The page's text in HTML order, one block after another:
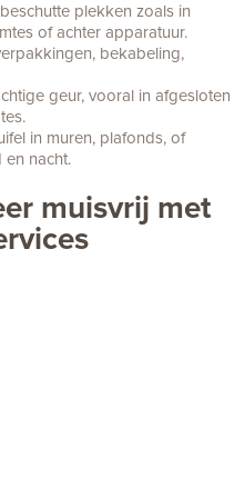
plekken zoals in
of achter apparatuur.
bekabeling,
geur, vooral in afgesloten
in muren, plafonds, of
en nacht.
muisvrij met